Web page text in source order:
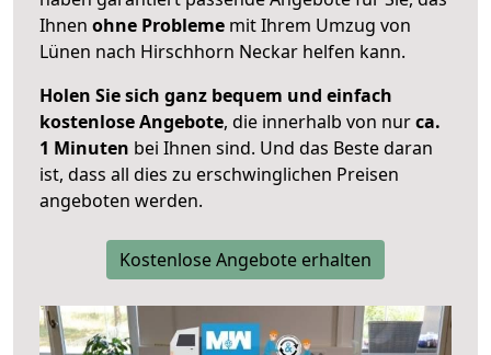
Ihnen ohne Probleme mit Ihrem Umzug von
Lünen nach Hirschhorn Neckar helfen kann.
Holen Sie sich ganz bequem und einfach
kostenlose Angebote, die innerhalb von nurca.
1 Minuten bei Ihnen sind. Und das Beste daran
ist, dass all dies zu erschwinglichen Preisen
angeboten werden.
Kostenlose Angebote erhalten